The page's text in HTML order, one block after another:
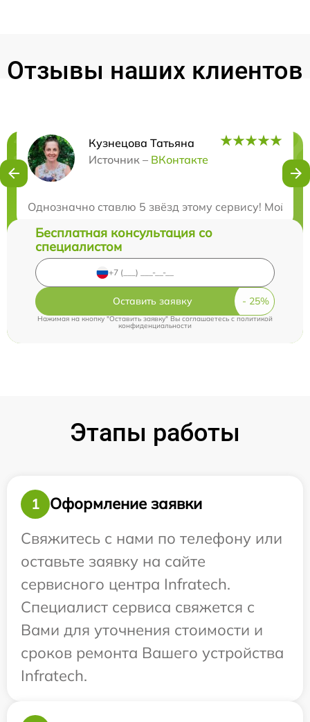
Отзывы наших клиентов
Кузнецова Татьяна
Источник – ВКонтакте
Однозначно ставлю 5 звёзд этому сервису! Мой
Нужна консультация?
Бесплатная консультация со
специалистом
Оставить заявку
Нажимая на кнопку "Оставить заявку" Вы соглашаетесь cполитикой
конфиденциальности
Этапы работы
1
Оформление заявки
Свяжитесь с нами по телефону или
оставьте заявку на сайте
сервисного центра Infratech.
Специалист сервиса свяжется с
Вами для уточнения стоимости и
сроков ремонта Вашего устройства
Infratech.